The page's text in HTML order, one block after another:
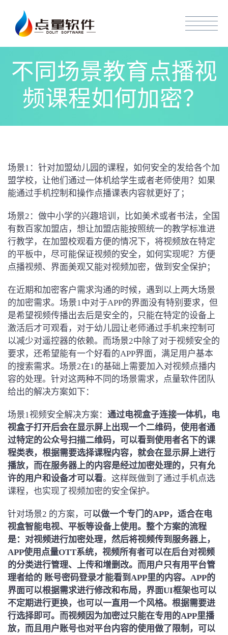
不同场景教育点播视
频课程如何加密？
场景1：针对加盟幼儿园的课程，如何安全的发给各个加
盟学校，让他们通过一体机给学生或者老师使用？如果
能通过手机控制和操作点播课表内容就更好了；
场景2：做中小学的兴趣培训，比如美术或者书法，全国
有数百家加盟店，想让加盟店能按照统一的教学标准进
行教学，在加盟校观看方便的情况下，将视频放在特定
的平板中，尽可能保证视频的安全，如何实现呢？方便
点播视频、界面美观又能对视频加密，做到安全保护；
在近期和加密客户需求沟通的时候，遇到以上两大场景
的加密需求。场景1中对于APP的界面没有特别要求，但
是希望视频传播出去后是安全的，只能在特定的设备上
激活后才可观看，对于幼儿园让老师通过手机来控制可
以减少对遥控器的依赖。而场景2中除了对于视频安全的
要求，还希望能有一个好看的APP界面，满足用户基本
的搜索需求。场景2在1的基础上需要加入对视频点播内
容的处理。针对这两种不同的场景需求，点量软件团队
给出的解决方案如下：
场景1视频安全解决方案： 通过电视盒子连接一体机，电
视盒子打开后会在显示屏上出现一个二维码，使用者通
过特定的公众号扫描二维码，可以看到使用者名下的课
程类表，根据需要选择课程内容，就会在显示屏上进行
播放，而在服务器上的内容是经过加密处理的，只有允
许的用户和设备才可以看。这样既做到了通过手机点选
课程，也实现了视频加密的安全保护。
针对场景2 的方案，可以做一个专门的APP，适合在电
视盒智能电视、平板等设备上使用。整个方案的流程
是：对视频进行加密处理，然后将视频传到服务器上，
APP使用点量OTT系统，视频所有者可以在后台对视频
的分类进行管理、上传和增删改。而用户只有用平台管
理者给的 账号密码登录才能看到APP里的内容。APP的
界面可以根据需求进行修改和布局，界面UI框架也可以
不定期进行更换，也可以一直用一个风格。根据需要进
行选择即可。而视频因为加密过只能在专用的APP里播
放，而且用户账号也对平台内容的使用做了限制，可以